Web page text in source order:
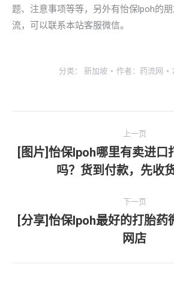
题、注意事项等等，另外有怡保lpoh的
流，可以联系本站客服微信。
分类： 新加坡 作者： 药流网
章
上一页
上
一
[图片]怡保lpoh哪里有卖进口
吗？货到付款，先收
下一页
下
一
文
[分享]怡保lpoh最好的打胎药
网店